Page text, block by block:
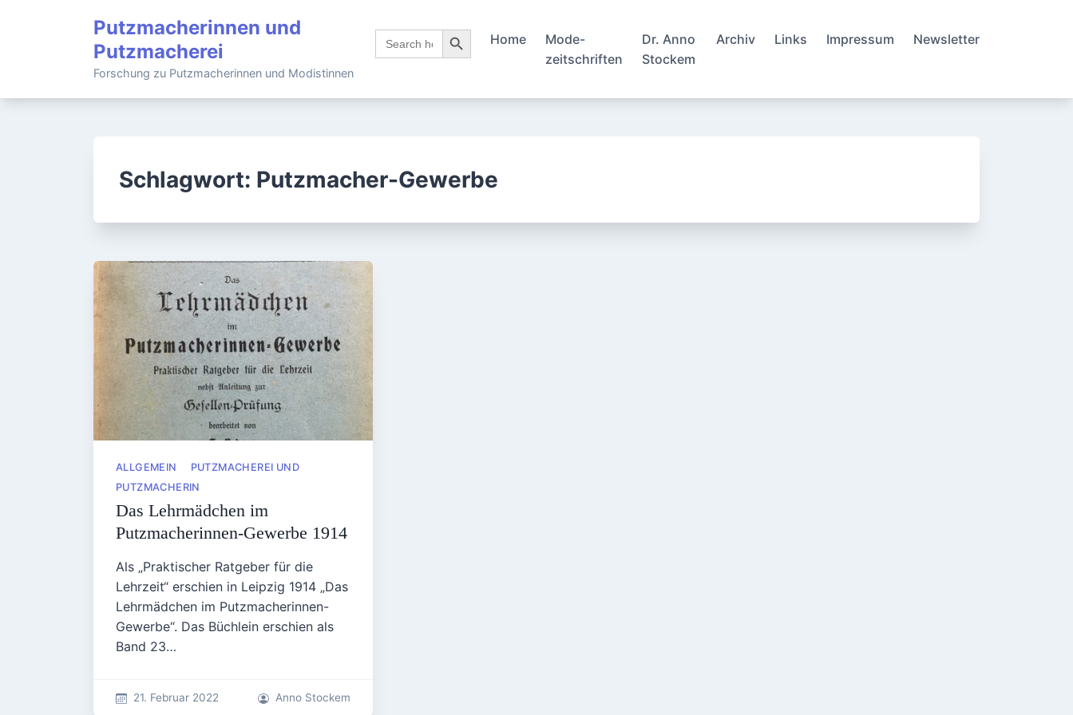
Putzmacherinnen und
Putzmacherei
Forschung zu Putzmacherinnen und Modistinnen
Search
for:
Search Button
Home
Mode-
zeitschriften
Dr. Anno
Stockem
Archiv Links Impressum Newsletter
Schlagwort: Putzmacher-Gewerbe
ALLGEMEIN
PUTZMACHEREI UND
PUTZMACHERIN
Das Lehrmädchen im
Putzmacherinnen-Gewerbe 1914
Als „Praktischer Ratgeber für die
Lehrzeit“ erschien in Leipzig 1914 „Das
Lehrmädchen im Putzmacherinnen-
Gewerbe“. Das Büchlein erschien als
Band 23…
21. Februar 2022 Anno Stockem